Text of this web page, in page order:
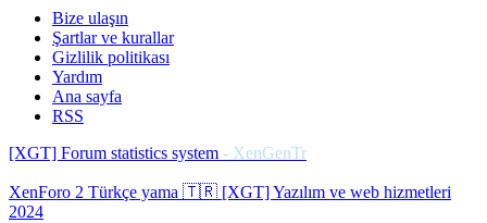
Bize ulaşın
Şartlar ve kurallar
Gizlilik politikası
Yardım
Ana sayfa
RSS
[XGT] Forum statistics system - XenGenTr
XenForo 2 Türkçe yama 🇹🇷 [XGT] Yazılım ve web hizmetleri
2024